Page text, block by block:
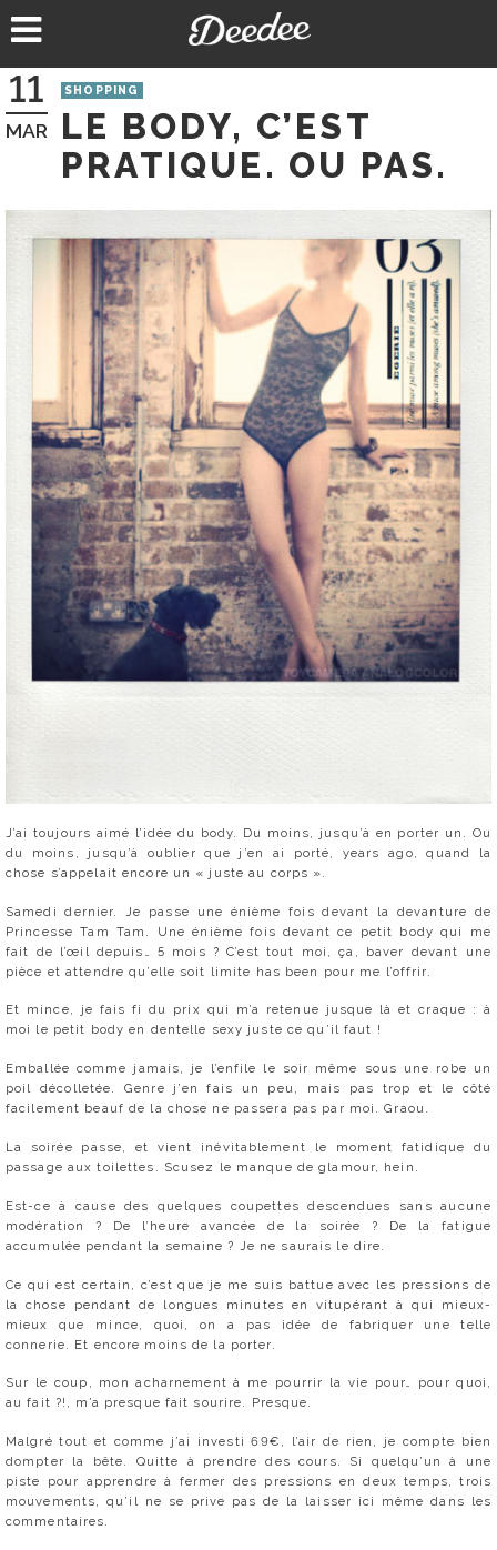
au
11
MAR
SHOPPING
LE BODY, C’EST
PRATIQUE. OU PAS.
J’ai toujours aimé l’idée du body. Du moins, jusqu’à en porter un. Ou
du moins, jusqu’à oublier que j’en ai porté, years ago, quand la
chose s’appelait encore un « juste au corps ».
Samedi dernier. Je passe une énième fois devant la devanture de
Princesse Tam Tam. Une énième fois devant ce petit body qui me
fait de l’œil depuis… 5 mois ? C’est tout moi, ça, baver devant une
pièce et attendre qu’elle soit limite has been pour me l’offrir.
Et mince, je fais fi du prix qui m’a retenue jusque là et craque : à
moi le petit body en dentelle sexy juste ce qu’il faut !
Emballée comme jamais, je l’enfile le soir même sous une robe un
poil décolletée. Genre j’en fais un peu, mais pas trop et le côté
facilement beauf de la chose ne passera pas par moi. Graou.
La soirée passe, et vient inévitablement le moment fatidique du
passage aux toilettes. Scusez le manque de glamour, hein.
Est-ce à cause des quelques coupettes descendues sans aucune
modération ? De l’heure avancée de la soirée ? De la fatigue
accumulée pendant la semaine ? Je ne saurais le dire.
Ce qui est certain, c’est que je me suis battue avec les pressions de
la chose pendant de longues minutes en vitupérant à qui mieux-
mieux que mince, quoi, on a pas idée de fabriquer une telle
connerie. Et encore moins de la porter.
Sur le coup, mon acharnement à me pourrir la vie pour… pour quoi,
au fait ?!, m’a presque fait sourire. Presque.
Malgré tout et comme j’ai investi 69€, l’air de rien, je compte bien
dompter la bête. Quitte à prendre des cours. Si quelqu’un à une
piste pour apprendre à fermer des pressions en deux temps, trois
mouvements, qu’il ne se prive pas de la laisser ici même dans les
commentaires.